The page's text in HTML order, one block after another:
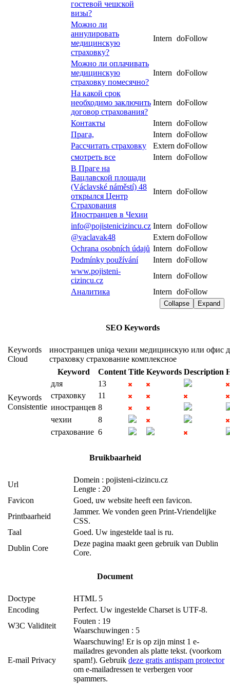
гостевой чешской
визы?
Можно ли
аннулировать
медицинскую
страховку?
Intern doFollow
Можно ли оплачивать
медицинскую
страховку помесячно?
Intern doFollow
На какой срок
необходимо заключить
договор страхования?
Intern doFollow
Контакты Intern doFollow
Прага,
Intern doFollow
Рассчитать страховку
Extern doFollow
смотреть все
Intern doFollow
В Праге на
Вацлавской площади
(Václavské náměstí) 48
открылся Центр
Страхования
Иностранцев в Чехии
Intern doFollow
info@pojistenicizincu.cz Intern doFollow
@vaclavak48
Extern doFollow
Ochrana osobních údajů Intern doFollow
Podmínky používání
Intern doFollow
www.pojisteni-
cizincu.cz
Intern doFollow
Аналитика
Intern doFollow
Expand
Collapse
SEO Keywords
Keywords
Cloud
иностранцев uniqa чехии медицинскую или офис
страховку страхование комплексное
Keywords
Consistentie
Keyword Content Title Keywords Description
для
13
страховку
11
иностранцев 8
чехии
8
страхование 6
Bruikbaarheid
Url
Domein : pojisteni-cizincu.cz
Lengte : 20
Favicon
Goed, uw website heeft een favicon.
Printbaarheid
Jammer. We vonden geen Print-Vriendelijke
CSS.
Taal
Goed. Uw ingestelde taal is ru.
Dublin Core
Deze pagina maakt geen gebruik van Dublin
Core.
Document
Doctype
HTML 5
Encoding
Perfect. Uw ingestelde Charset is UTF-8.
W3C Validiteit
Fouten : 19
Waarschuwingen : 5
E-mail Privacy
Waarschuwing! Er is op zijn minst 1 e-
mailadres gevonden als platte tekst. (voorkom
spam!). Gebruik deze gratis antispam protector
om e-mailadressen te verbergen voor
spammers.